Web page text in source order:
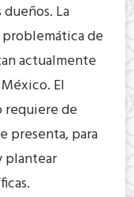
La
de
actualmente
El
de
presenta, para
plantear